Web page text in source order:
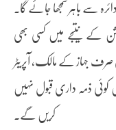
سے باہر سمجھا جائے گا۔
کے نتیجے میں کسی بھی
صرف جہاز کے مالک، آپریٹر
کوئی ذمہ داری قبول نہیں
کریں گے۔